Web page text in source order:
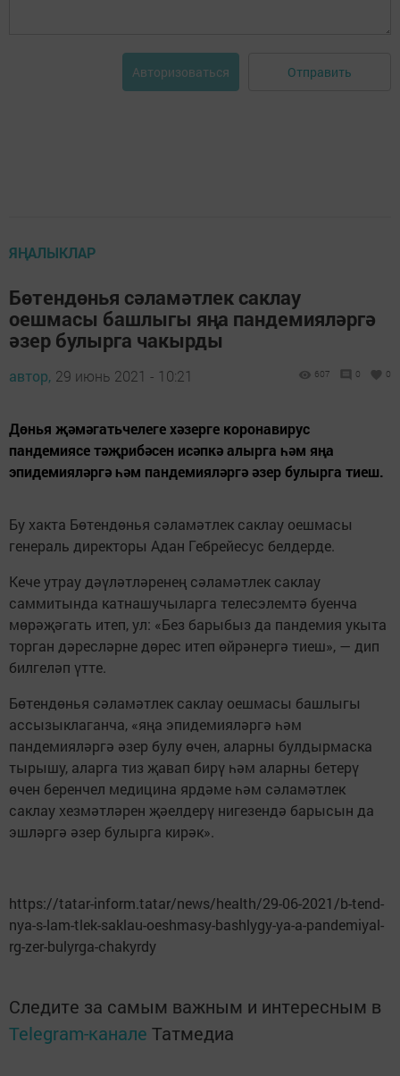
Авторизоваться Отправить
ЯҢАЛЫКЛАР
Бөтендөнья сәламәтлек саклау
оешмасы башлыгы яңа пандемияләргә
әзер булырга чакырды
автор, 29 июнь 2021 - 10:21 607 0 0
Дөнья җәмәгатьчелеге хәзерге коронавирус
пандемиясе тәҗрибәсен исәпкә алырга һәм яңа
эпидемияләргә һәм пандемияләргә әзер булырга тиеш.
Бу хакта Бөтендөнья сәламәтлек саклау оешмасы
генераль директоры Адан Гебрейесус белдерде.
Кече утрау дәүләтләренең сәламәтлек саклау
саммитында катнашучыларга телесэлемтә буенча
мөрәҗәгать итеп, ул: «Без барыбыз да пандемия укыта
торган дәресләрне дөрес итеп өйрәнергә тиеш», — дип
билгеләп үтте.
Бөтендөнья сәламәтлек саклау оешмасы башлыгы
ассызыклаганча, «яңа эпидемияләргә һәм
пандемияләргә әзер булу өчен, аларны булдырмаска
тырышу, аларга тиз җавап бирү һәм аларны бетерү
өчен беренчел медицина ярдәме һәм сәламәтлек
саклау хезмәтләрен җәелдерү нигезендә барысын да
эшләргә әзер булырга кирәк».
https://tatar-inform.tatar/news/health/29-06-2021/b-tend-
nya-s-lam-tlek-saklau-oeshmasy-bashlygy-ya-a-pandemiyal-
rg-zer-bulyrga-chakyrdy
Следите за самым важным и интересным в
Telegram-канале Татмедиа